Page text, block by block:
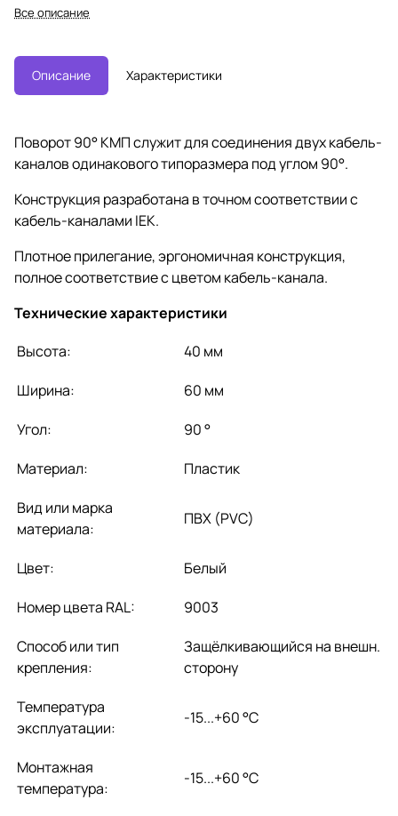
Все описание
Описание Характеристики
Поворот 90° КМП служит для соединения двух кабель-
каналов одинакового типоразмера под углом 90°.
Конструкция разработана в точном соответствии с
кабель-каналами IEK.
Плотное прилегание, эргономичная конструкция,
полное соответствие с цветом кабель-канала.
Технические характеристики
Высота:
40 мм
Ширина:
60 мм
Угол:
90 °
Материал:
Пластик
Вид или марка
материала:
ПВХ (PVC)
Цвет:
Белый
Номер цвета RAL:
9003
Способ или тип
крепления:
Защёлкивающийся на внешн.
сторону
Температура
эксплуатации:
-15...+60 °C
Монтажная
температура:
-15...+60 °C